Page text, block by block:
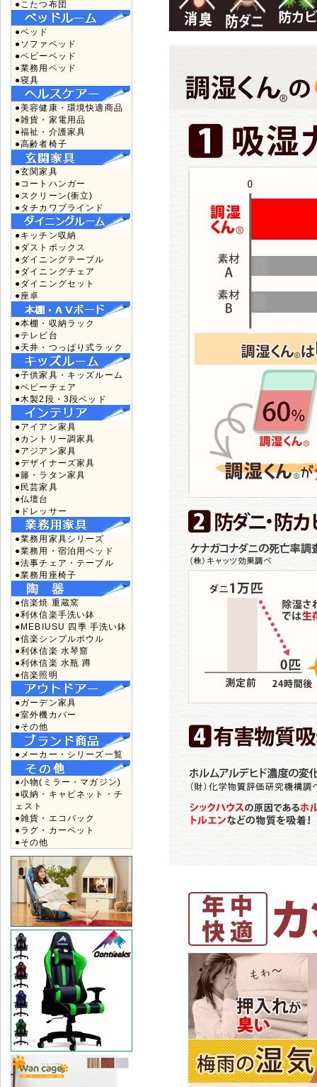
●こたつ布団
●ベッド
●ソファベッド
●ベビーベッド
●業務用ベッド
●寝具
●美容健康・環境快適商品
●雑貨・家電用品
●福祉・介護家具
●高齢者椅子
●玄関家具
●コートハンガー
●スクリーン(衝立)
●タチカワブラインド
●キッチン収納
●ダストボックス
●ダイニングテーブル
●ダイニングチェア
●ダイニングセット
●座卓
●本棚・収納ラック
●テレビ台
●天井・つっぱり式ラック
●子供家具・キッズルーム
●ベビーチェア
●木製2段・3段ベッド
●アイアン家具
●カントリー調家具
●アジアン家具
●デザイナーズ家具
●籐・ラタン家具
●民芸家具
●仏壇台
●ドレッサー
●業務用家具シリーズ
●業務用・宿泊用ベッド
●法事チェア・テーブル
●業務用座椅子
●信楽焼 重蔵窯
●利休信楽手洗い鉢
●MEBIUSU 四季 手洗い鉢
●信楽シンプルボウル
●利休信楽 水琴窟
●利休信楽 水瓶 蹲
●信楽照明
●ガーデン家具
●室外機カバー
●その他
●メーカー・シリーズ一覧
●小物(ミラー・マガジン)
●収納・キャビネット・チ
ェスト
●雑貨・エコバック
●ラグ・カーペット
●その他